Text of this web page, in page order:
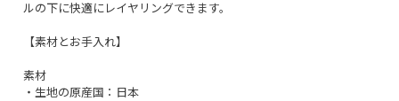
ルの下に快適にレイヤリングできます。
【素材とお手入れ】
素材
・生地の原産国：日本